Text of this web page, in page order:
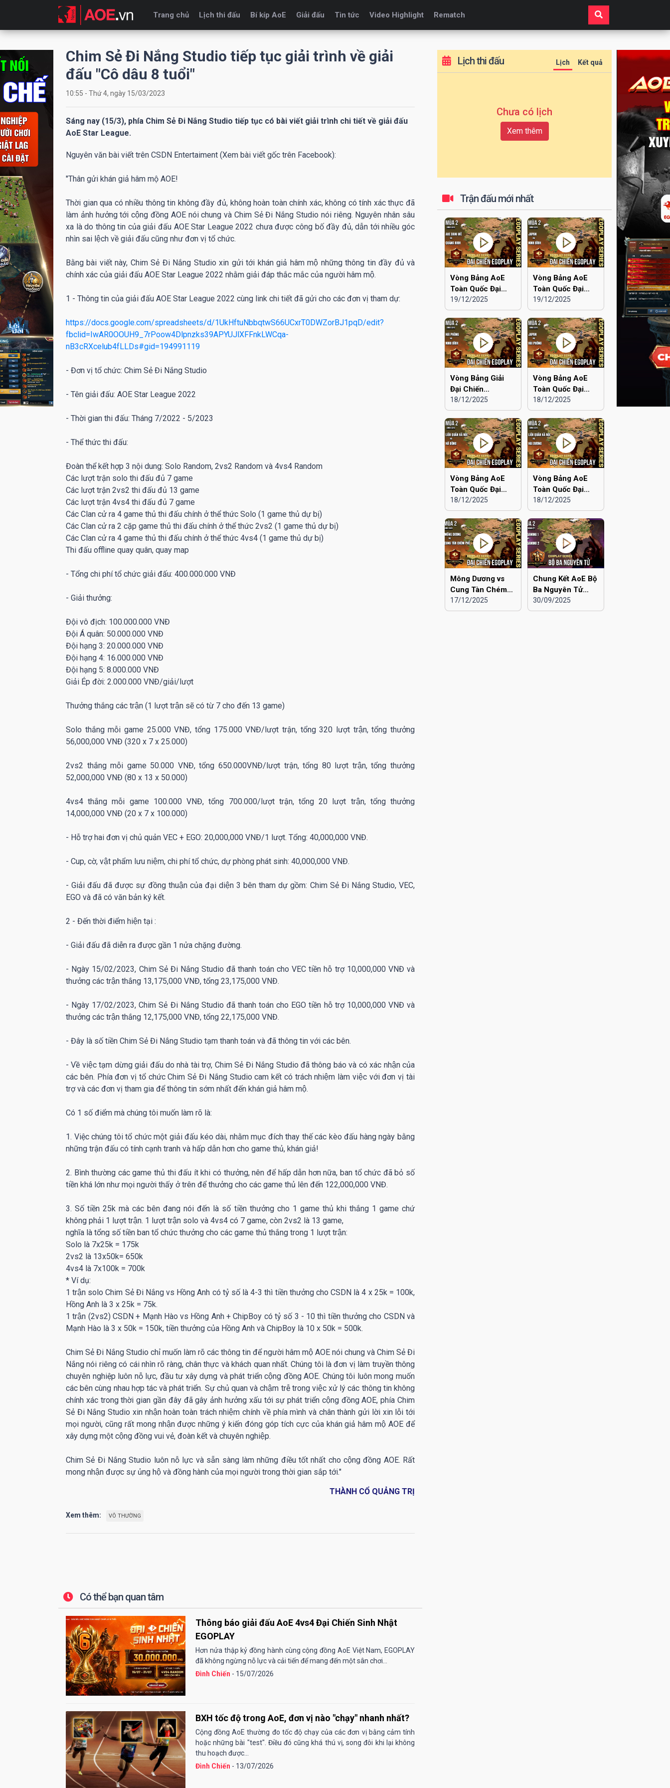
Trang chủ Lịch thi đấu Bí kíp AoE Giải đấu Tin tức Video Highlight Rematch
Chim Sẻ Đi Nắng Studio tiếp tục giải trình về giải
đấu "Cô dâu 8 tuổi"
10:55 - Thứ 4, ngày 15/03/2023
Sáng nay (15/3), phía Chim Sẻ Đi Nắng Studio tiếp tục có bài viết giải trình chi tiết về giải đấu
AoE Star League.
Nguyên văn bài viết trên CSDN Entertaiment (Xem bài viết gốc trên Facebook):
"Thân gửi khán giả hâm mộ AOE!
Thời gian qua có nhiều thông tin không đầy đủ, không hoàn toàn chính xác, không có tính xác thực đã
làm ảnh hưởng tới cộng đồng AOE nói chung và Chim Sẻ Đi Nắng Studio nói riêng. Nguyên nhân sâu
xa là do thông tin của giải đấu AOE Star League 2022 chưa được công bố đầy đủ, dẫn tới nhiều góc
nhìn sai lệch về giải đấu cũng như đơn vị tổ chức.
Bằng bài viết này, Chim Sẻ Đi Nắng Studio xin gửi tới khán giả hâm mộ những thông tin đầy đủ và
chính xác của giải đấu AOE Star League 2022 nhằm giải đáp thắc mắc của người hâm mộ.
1 - Thông tin của giải đấu AOE Star League 2022 cùng link chi tiết đã gửi cho các đơn vị tham dự:
https://docs.google.com/spreadsheets/d/1UkHftuNbbqtwS66UCxrT0DWZorBJ1pqD/edit?
fbclid=IwAR0OOUH9_7rPoow4Dlpnzks39APYUJlXFFnkLWCqa-
nB3cRXcelub4fLLDs#gid=194991119
- Đơn vị tổ chức: Chim Sẻ Đi Nắng Studio
- Tên giải đấu: AOE Star League 2022
- Thời gian thi đấu: Tháng 7/2022 - 5/2023
- Thể thức thi đấu:
Đoàn thể kết hợp 3 nội dung: Solo Random, 2vs2 Random và 4vs4 Random
Các lượt trận solo thi đấu đủ 7 game
Các lượt trận 2vs2 thi đấu đủ 13 game
Các lượt trận 4vs4 thi đấu đủ 7 game
Các Clan cử ra 4 game thủ thi đấu chính ở thể thức Solo (1 game thủ dự bị)
Các Clan cử ra 2 cặp game thủ thi đấu chính ở thể thức 2vs2 (1 game thủ dự bị)
Các Clan cử ra 4 game thủ thi đấu chính ở thể thức 4vs4 (1 game thủ dự bị)
Thi đấu offline quay quân, quay map
- Tổng chi phí tổ chức giải đấu: 400.000.000 VNĐ
- Giải thưởng:
Đội vô địch: 100.000.000 VNĐ
Đội Á quân: 50.000.000 VNĐ
Đội hạng 3: 20.000.000 VNĐ
Đội hạng 4: 16.000.000 VNĐ
Đội hạng 5: 8.000.000 VNĐ
Giải Ép đời: 2.000.000 VNĐ/giải/lượt
Thưởng thắng các trận (1 lượt trận sẽ có từ 7 cho đến 13 game)
Solo thắng mỗi game 25.000 VNĐ, tổng 175.000 VNĐ/lượt trận, tổng 320 lượt trận, tổng thưởng
56,000,000 VNĐ (320 x 7 x 25.000)
2vs2 thắng mỗi game 50.000 VNĐ, tổng 650.000VNĐ/lượt trận, tổng 80 lượt trận, tổng thưởng
52,000,000 VNĐ (80 x 13 x 50.000)
4vs4 thắng mỗi game 100.000 VNĐ, tổng 700.000/lượt trận, tổng 20 lượt trận, tổng thưởng
14,000,000 VNĐ (20 x 7 x 100.000)
- Hỗ trợ hai đơn vị chủ quản VEC + EGO: 20,000,000 VNĐ/1 lượt. Tổng: 40,000,000 VNĐ.
- Cup, cờ, vật phẩm lưu niệm, chi phí tổ chức, dự phòng phát sinh: 40,000,000 VNĐ.
- Giải đấu đã được sự đồng thuận của đại diện 3 bên tham dự gồm: Chim Sẻ Đi Nắng Studio, VEC,
EGO và đã có văn bản ký kết.
2 - Đến thời điểm hiện tại :
- Giải đấu đã diễn ra được gần 1 nửa chặng đường.
- Ngày 15/02/2023, Chim Sẻ Đi Nắng Studio đã thanh toán cho VEC tiền hỗ trợ 10,000,000 VNĐ và
thưởng các trận thắng 13,175,000 VNĐ, tổng 23,175,000 VNĐ.
- Ngày 17/02/2023, Chim Sẻ Đi Nắng Studio đã thanh toán cho EGO tiền hỗ trợ 10,000,000 VNĐ và
thưởng các trận thắng 12,175,000 VNĐ, tổng 22,175,000 VNĐ.
- Đây là số tiền Chim Sẻ Đi Nắng Studio tạm thanh toán và đã thông tin với các bên.
- Về việc tạm dừng giải đấu do nhà tài trợ, Chim Sẻ Đi Nắng Studio đã thông báo và có xác nhận của
các bên. Phía đơn vị tổ chức Chim Sẻ Đi Nắng Studio cam kết có trách nhiệm làm việc với đơn vị tài
trợ và các đơn vị tham gia để thông tin sớm nhất đến khán giả hâm mộ.
Có 1 số điểm mà chúng tôi muốn làm rõ là:
1. Việc chúng tôi tổ chức một giải đấu kéo dài, nhằm mục đích thay thế các kèo đấu hàng ngày bằng
những trận đấu có tính cạnh tranh và hấp dẫn hơn cho game thủ, khán giả!
2. Bình thường các game thủ thi đấu ít khi có thưởng, nên để hấp dẫn hơn nữa, ban tổ chức đã bỏ số
tiền khá lớn như mọi người thấy ở trên để thưởng cho các game thủ lên đến 122,000,000 VNĐ.
3. Số tiền 25k mà các bên đang nói đến là số tiền thưởng cho 1 game thủ khi thắng 1 game chứ
không phải 1 lượt trận. 1 lượt trận solo và 4vs4 có 7 game, còn 2vs2 là 13 game,
nghĩa là tổng số tiền ban tổ chức thưởng cho các game thủ thắng trong 1 lượt trận:
Solo là 7x25k = 175k
2vs2 là 13x50k= 650k
4vs4 là 7x100k = 700k
* Ví dụ:
1 trận solo Chim Sẻ Đi Nắng vs Hồng Anh có tỷ số là 4-3 thì tiền thưởng cho CSDN là 4 x 25k = 100k,
Hồng Anh là 3 x 25k = 75k.
1 trận (2vs2) CSDN + Mạnh Hào vs Hồng Anh + ChipBoy có tỷ số 3 - 10 thì tiền thưởng cho CSDN và
Mạnh Hào là 3 x 50k = 150k, tiền thưởng của Hồng Anh và ChipBoy là 10 x 50k = 500k.
Chim Sẻ Đi Nắng Studio chỉ muốn làm rõ các thông tin để người hâm mộ AOE nói chung và Chim Sẻ Đi
Nắng nói riêng có cái nhìn rõ ràng, chân thực và khách quan nhất. Chúng tôi là đơn vị làm truyền thông
chuyên nghiệp luôn nỗ lực, đầu tư xây dựng và phát triển cộng đồng AOE. Chúng tôi luôn mong muốn
các bên cùng nhau hợp tác và phát triển. Sự chủ quan và chậm trễ trong việc xử lý các thông tin không
chính xác trong thời gian gần đây đã gây ảnh hưởng xấu tới sự phát triển cộng đồng AOE, phía Chim
Sẻ Đi Nắng Studio xin nhận hoàn toàn trách nhiệm chính về phía mình và chân thành gửi lời xin lỗi tới
mọi người, cũng rất mong nhận được những ý kiến đóng góp tích cực của khán giả hâm mộ AOE để
xây dựng một cộng đồng vui vẻ, đoàn kết và chuyên nghiệp.
Chim Sẻ Đi Nắng Studio luôn nỗ lực và sẵn sàng làm những điều tốt nhất cho cộng đồng AOE. Rất
mong nhận được sự ủng hộ và đồng hành của mọi người trong thời gian sắp tới."
THÀNH CỔ QUẢNG TRỊ
Xem thêm: VÔ THƯỜNG
Có thể bạn quan tâm
Thông báo giải đấu AoE 4vs4 Đại Chiến Sinh Nhật
EGOPLAY
Hơn nửa thập kỷ đồng hành cùng cộng đồng AoE Việt Nam, EGOPLAY
đã không ngừng nỗ lực và cải tiến để mang đến một sân chơi...
Đình Chiến - 15/07/2026
BXH tốc độ trong AoE, đơn vị nào "chạy" nhanh nhất?
Cộng đồng AoE thường đo tốc độ chạy của các đơn vị bằng cảm tính
hoặc những bài "test". Điều đó cũng khá thú vị, song đôi khi lại không
thu hoạch được...
Đình Chiến - 13/07/2026
Lịch thi đấu Lịch Kết quả
Chưa có lịch
Xem thêm
Trận đấu mới nhất
Vòng Bảng AoE
Toàn Quốc Đại
Chiến EGOPLAY
mùa 2 | Aoe Đam
Mê vs Quảng Ninh
19/12/2025
Vòng Bảng AoE
Toàn Quốc Đại
Chiến EGOPLAY
mùa 2 | Japan vs
Ninh Bình
19/12/2025
Vòng Bảng Giải
Đại Chiến
EGOPLAY mùa 2 |
Hải Phòng vs Ninh
Bình
18/12/2025
Vòng Bảng AoE
Toàn Quốc Đại
Chiến EGOPLAY
mùa 2 | Japan vs
Hải Phòng
18/12/2025
Vòng Bảng AoE
Toàn Quốc Đại
Chiến EGOPLAY
mùa 2 | Liên Quân
Hà Nội vs Hà Đông
18/12/2025
Vòng Bảng AoE
Toàn Quốc Đại
Chiến EGOPLAY
mùa 2 | Liên Quân
Hà Nội vs Hải
Dương
18/12/2025
Mông Dương vs
Cung Tàn Chém
Phế | Vòng Bảng
AoE Toàn Quốc
17/12/2025
Chung Kết AoE Bộ
Ba Nguyên Tử
mùa 2 | Viu 2 vs
Viu 1
30/09/2025